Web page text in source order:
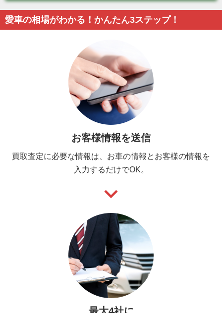
愛車の相場がわかる！かんたん3ステップ！
お客様情報を送信
買取査定に必要な情報は、お車の情報とお客様の情報を
入力するだけでOK。
keyboard_arrow_down